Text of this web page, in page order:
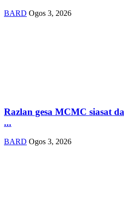
BARD Ogos 3, 2026
Razlan gesa MCMC siasat
...
BARD Ogos 3, 2026